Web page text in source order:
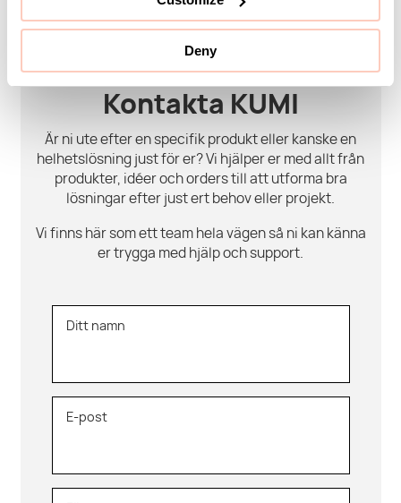
Deny
Kontakta KUMI
Är ni ute efter en specifik produkt eller kanske en
helhetslösning just för er? Vi hjälper er med allt från
produkter, idéer och orders till att utforma bra
lösningar efter just ert behov eller projekt.
Vi finns här som ett team hela vägen så ni kan känna
er trygga med hjälp och support.
Ditt namn
E-post